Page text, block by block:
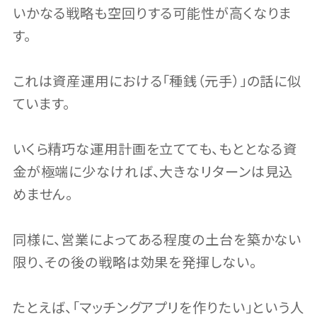
いかなる戦略も空回りする可能性が高くなりま
す。
これは資産運用における「種銭（元手）」の話に似
ています。
いくら精巧な運用計画を立てても、もととなる資
金が極端に少なければ、大きなリターンは見込
めません。
同様に、営業によってある程度の土台を築かない
限り、その後の戦略は効果を発揮しない。
たとえば、「マッチングアプリを作りたい」という人